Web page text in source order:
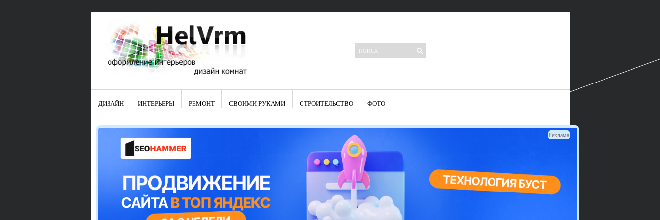
Свежие записи
Японские кухонные ножи: традиции древних самураев
Элитные кухни: стилевые особенности
Элитная посуда для кухни – гордость любой хозяйки
Шкаф-пенал для кухни по инструкции
Электропроводка на кухне: планирование и монтаж
Что представляет собой столовая группа для кухни
Школа ремонта кухни
Черно-белая кухня – дань моде или универсальный вариант дизайна
Электрические вытяжки для кухни:особенности применения
Фасады для кухни своими руками — ваша фантазия, плюс навыки
сотворят чудеса
Шьем шторы на кухню сами: пошаговая инструкция
Чем отмыть жир на кухне – советы опытных хозяек
ДИЗАЙН ИНТЕРЬЕРЫ РЕМОНТ СВОИМИ РУКАМИ СТРОИТЕЛЬСТВО ФОТО
Реклама